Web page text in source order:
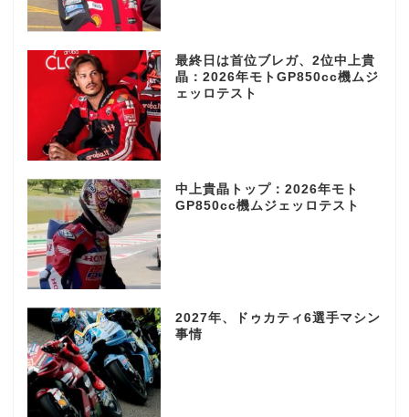
最終日は首位ブレガ、2位中上貴
晶：2026年モトGP850cc機ムジ
ェッロテスト
中上貴晶トップ：2026年モト
GP850cc機ムジェッロテスト
2027年、ドゥカティ6選手マシン
事情